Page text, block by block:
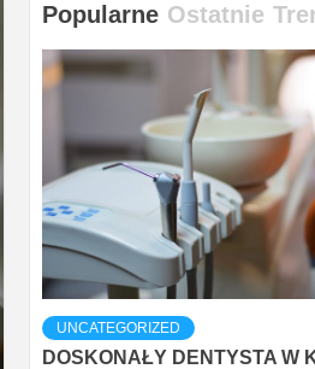
Popularne Ostatnie
UNCATEGORIZED
DOSKONAŁY DENTYSTA W